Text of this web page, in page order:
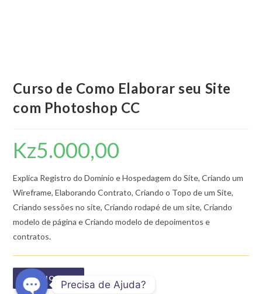
Curso de Como Elaborar seu Site
com Photoshop CC
Kz5.000,00
Explica Registro do Domínio e Hospedagem do Site, Criando um
Wireframe, Elaborando Contrato, Criando o Topo de um Site,
Criando sessões no site, Criando rodapé de um site, Criando
modelo de página e Criando modelo de depoimentos e
contratos.
ADICIONAR
Precisa de Ajuda?